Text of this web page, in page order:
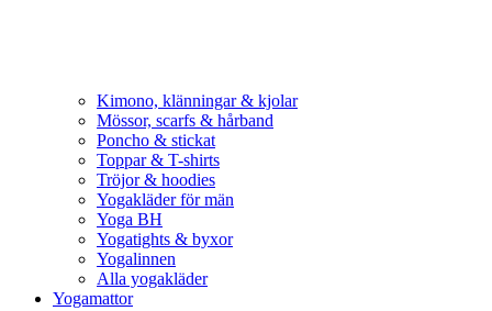
Kimono, klänningar & kjolar
Mössor, scarfs & hårband
Poncho & stickat
Toppar & T-shirts
Tröjor & hoodies
Yogakläder för män
Yoga BH
Yogatights & byxor
Yogalinnen
Alla yogakläder
Yogamattor